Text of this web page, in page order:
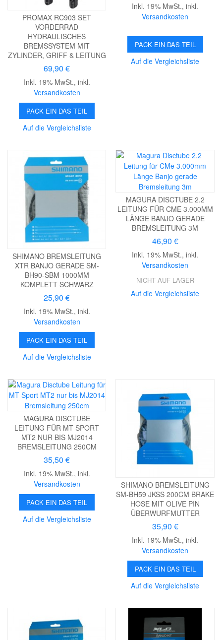
PROMAX RC903 SET
VORDERRAD
HYDRAULISCHES
BREMSSYSTEM MIT
ZYLINDER, GRIFF & LEITUNG
69,90 €
Inkl. 19% MwSt., inkl.
Versandkosten
PACK EIN DAS TEIL
Auf die Vergleichsliste
Inkl. 19% MwSt.,inkl.
Versandkosten
PACK EIN DAS TEIL
Auf die Vergleichsliste
SHIMANO BREMSLEITUNG
XTR BANJO GERADE SM-
BH90-SBM 1000MM
KOMPLETT SCHWARZ
25,90 €
Inkl. 19% MwSt., inkl.
Versandkosten
PACK EIN DAS TEIL
Auf die Vergleichsliste
MAGURA DISCTUBE 2.2
LEITUNG FÜR CME 3.000MM
LÄNGE BANJO GERADE
BREMSLEITUNG 3M
46,90 €
Inkl. 19% MwSt.,inkl.
Versandkosten
NICHT AUF LAGER
Auf die Vergleichsliste
MAGURA DISCTUBE
LEITUNG FÜR MT SPORT
MT2 NUR BIS MJ2014
BREMSLEITUNG 250CM
35,50 €
Inkl. 19% MwSt., inkl.
Versandkosten
PACK EIN DAS TEIL
Auf die Vergleichsliste
SHIMANO BREMSLEITUNG
SM-BH59 JKSS 200CM BRAKE
HOSE MIT OLIVE PIN
ÜBERWURFMUTTER
35,90 €
Inkl. 19% MwSt.,inkl.
Versandkosten
PACK EIN DAS TEIL
Auf die Vergleichsliste